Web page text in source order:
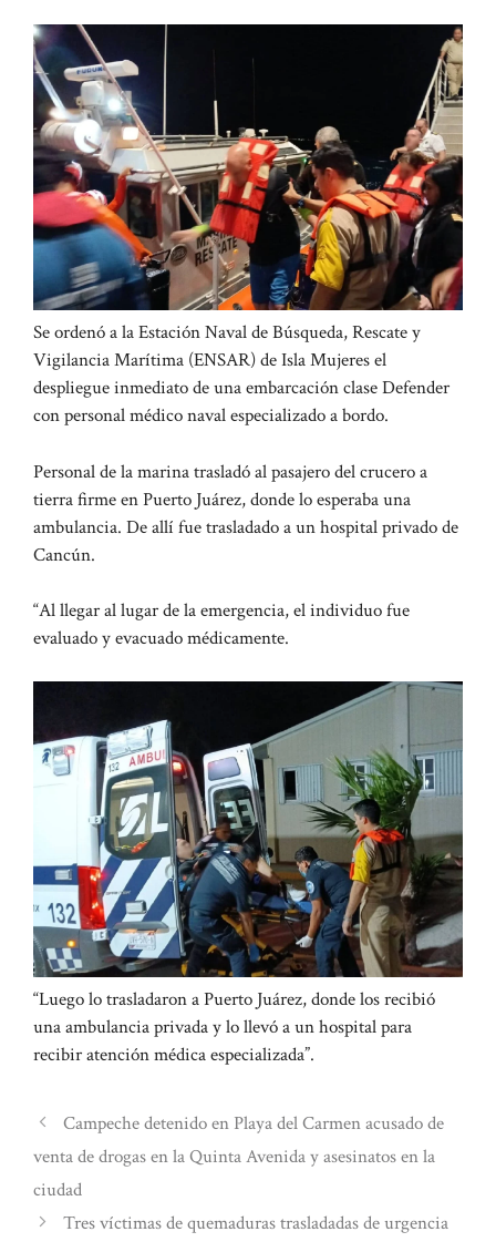
Se ordenó a la Estación Naval de Búsqueda, Rescate y
Vigilancia Marítima (ENSAR) de Isla Mujeres el
despliegue inmediato de una embarcación clase Defender
con personal médico naval especializado a bordo.
Personal de la marina trasladó al pasajero del crucero a
tierra firme en Puerto Juárez, donde lo esperaba una
ambulancia. De allí fue trasladado a un hospital privado de
Cancún.
“Al llegar al lugar de la emergencia, el individuo fue
evaluado y evacuado médicamente.
“Luego lo trasladaron a Puerto Juárez, donde los recibió
una ambulancia privada y lo llevó a un hospital para
recibir atención médica especializada”.
Campeche detenido en Playa del Carmen acusado de
venta de drogas en la Quinta Avenida y asesinatos en la
ciudad
Tres víctimas de quemaduras trasladadas de urgencia